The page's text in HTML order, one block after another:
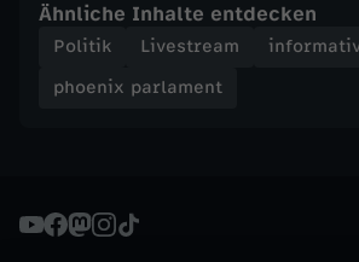
n
A
Ähnliche Inhalte entdecken
Politik Livestream
phoenix parlament